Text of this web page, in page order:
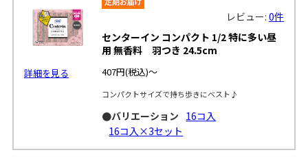
詳細を見る
レビュー:0件
センターイン コンパクト 1/2 特に多い昼
用 無香料 羽つき 24.5cm
407円(税込)～
コンパクトサイズで持ち歩きにベスト♪
●バリエーション 16コ入
16コ入×3セット